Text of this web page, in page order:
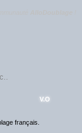
V.O
français.